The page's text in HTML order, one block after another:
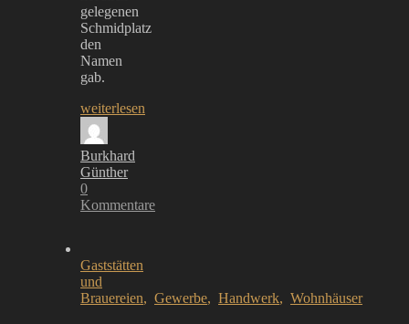
gelegenen
Schmidplatz
den
Namen
gab.
weiterlesen
Burkhard
Günther
0
Kommentare
Gaststätten
und
Brauereien, Gewerbe, Handwerk, Wohnhäuser